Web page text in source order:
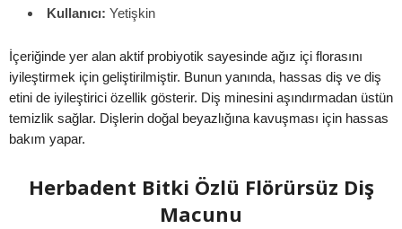
Kullanıcı: Yetişkin
İçeriğinde yer alan aktif probiyotik sayesinde ağız içi florasını
iyileştirmek için geliştirilmiştir. Bunun yanında, hassas diş ve diş
etini de iyileştirici özellik gösterir. Diş minesini aşındırmadan üstün
temizlik sağlar. Dişlerin doğal beyazlığına kavuşması için hassas
bakım yapar.
Herbadent Bitki Özlü Flörürsüz Diş
Macunu